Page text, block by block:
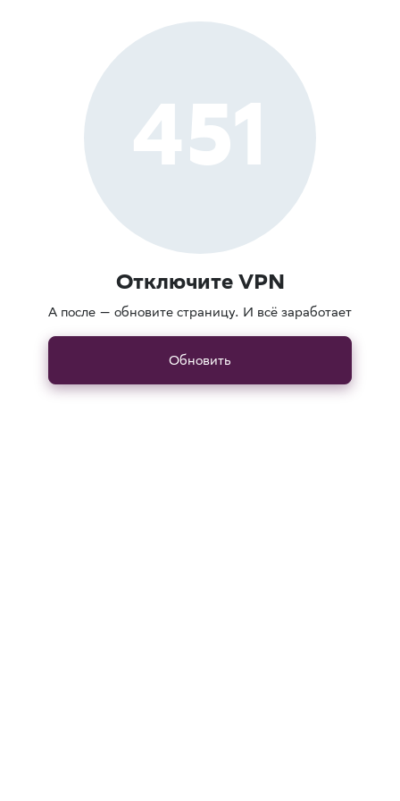
451
Отключите VPN
А после — обновите страницу. И всё заработает
Обновить